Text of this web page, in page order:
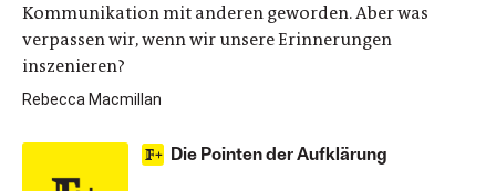
Kommunikation mit anderen geworden. Aber was
verpassen wir, wenn wir unsere Erinnerungen
inszenieren?
Rebecca Macmillan
Die Pointen der Aufklärung